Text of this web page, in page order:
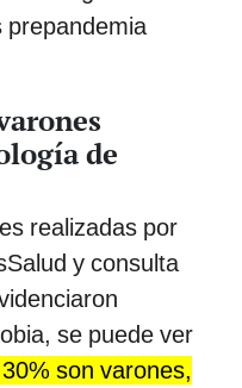
prepandemia
de
realizadas por
y consulta
se puede ver
son varones,